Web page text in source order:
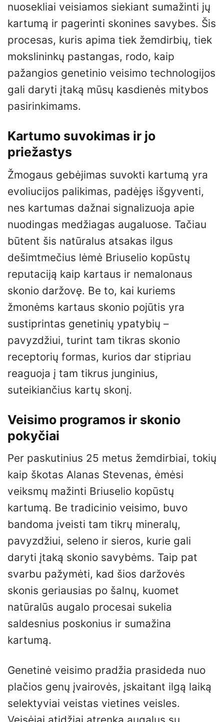
nuosekliai veisiamos siekiant sumažinti jų
kartumą ir pagerinti skonines savybes. Šis
procesas, kuris apima tiek žemdirbių, tiek
mokslininkų pastangas, rodo, kaip
pažangios genetinio veisimo technologijos
gali daryti įtaką mūsų kasdienės mitybos
pasirinkimams.
Kartumo suvokimas ir jo
priežastys
Žmogaus gebėjimas suvokti kartumą yra
evoliucijos palikimas, padėjęs išgyventi,
nes kartumas dažnai signalizuoja apie
nuodingas medžiagas augaluose. Tačiau
būtent šis natūralus atsakas ilgus
dešimtmečius lėmė Briuselio kopūstų
reputaciją kaip kartaus ir nemalonaus
skonio daržovę. Be to, kai kuriems
žmonėms kartaus skonio pojūtis yra
sustiprintas genetinių ypatybių –
pavyzdžiui, turint tam tikras skonio
receptorių formas, kurios dar stipriau
reaguoja į tam tikrus junginius,
suteikiančius kartų skonį.
Veisimo programos ir skonio
pokyčiai
Per paskutinius 25 metus žemdirbiai, tokių
kaip škotas Alanas Stevenas, ėmėsi
veiksmų mažinti Briuselio kopūstų
kartumą. Be tradicinio veisimo, buvo
bandoma įveisti tam tikrų mineralų,
pavyzdžiui, seleno ir sieros, kurie gali
daryti įtaką skonio savybėms. Taip pat
svarbu pažymėti, kad šios daržovės
skonis geriausias po šalnų, kuomet
natūralūs augalo procesai sukelia
saldesnius poskonius ir sumažina
kartumą.
Genetinė veisimo pradžia prasideda nuo
plačios genų įvairovės, įskaitant ilgą laiką
selektyviai veistas vietines veisles.